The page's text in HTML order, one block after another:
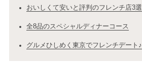
おいしくて安いと評判のフレンチ店3選
全8品のスペシャルディナーコース
グルメひしめく東京でフレンチデート♪